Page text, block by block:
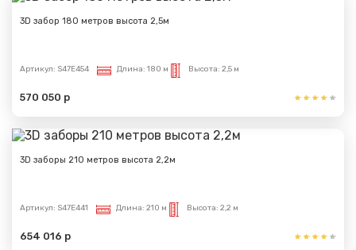
3D забор 180 метров высота 2,5м
Артикул: S47E454 Длина: 180 м Высота: 2,5 м
570 050 р
3D заборы 210 метров высота 2,2м
Артикул: S47E441 Длина: 210 м Высота: 2,2 м
654 016 р